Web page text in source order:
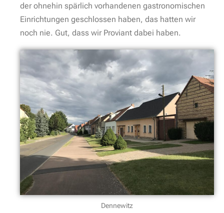
der ohnehin spärlich vorhandenen gastronomischen
Einrichtungen geschlossen haben, das hatten wir
noch nie. Gut, dass wir Proviant dabei haben.
Dennewitz